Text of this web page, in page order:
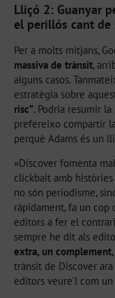
Lliçó 2: Guanyar
el perillós cant de
Per a molts mitjans,
massiva de trànsit,
alguns casos.
estratègia sobre
risc”. Podria resumir
prefereixo compartir
perquè Adams és un
«Discover fomenta
clickbait amb
no són periodisme,
ràpidament, fa un cop
editors a fer el
sempre he dit als
extra, un
trànsit de Discover
editors veure’l com